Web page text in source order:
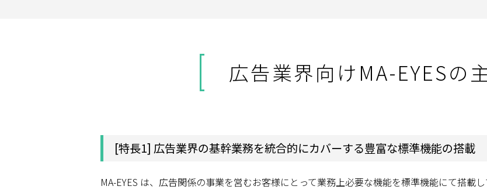
広告業界向けMA-EYESの
[特長1] 広告業界の基幹業務を統合的にカバーする豊富な標準機能の搭載
MA-EYES は、広告関係の事業を営むお客様にとって業務上必要な機能を標準機能にて搭載